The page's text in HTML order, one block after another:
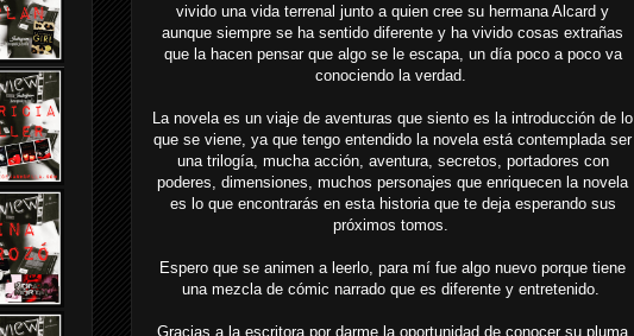
vivido una vida terrenal junto a quien cree su hermana Alcard y
aunque siempre se ha sentido diferente y ha vivido cosas extrañas
que la hacen pensar que algo se le escapa, un día poco a poco va
conociendo la verdad.
La novela es un viaje de aventuras que siento es la introducción de lo
que se viene, ya que tengo entendido la novela está contemplada ser
una trilogía, mucha acción, aventura, secretos, portadores con
poderes, dimensiones, muchos personajes que enriquecen la novela
es lo que encontrarás en esta historia que te deja esperando sus
próximos tomos.
Espero que se animen a leerlo, para mí fue algo nuevo porque tiene
una mezcla de cómic narrado que es diferente y entretenido.
Gracias a la escritora por darme la oportunidad de conocer su pluma